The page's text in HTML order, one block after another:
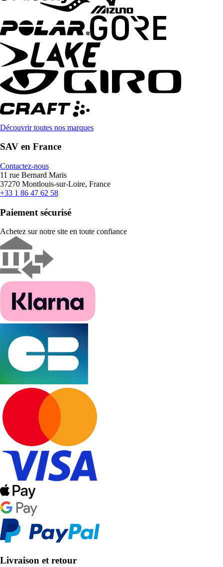
Découvrir toutes nos marques
SAV en France
Contactez-nous
11 rue Bernard Maris
37270 Montlouis-sur-Loire, France
+33 1 86 47 62 58
Paiement sécurisé
Achetez sur notre site en toute confiance
Livraison et retour